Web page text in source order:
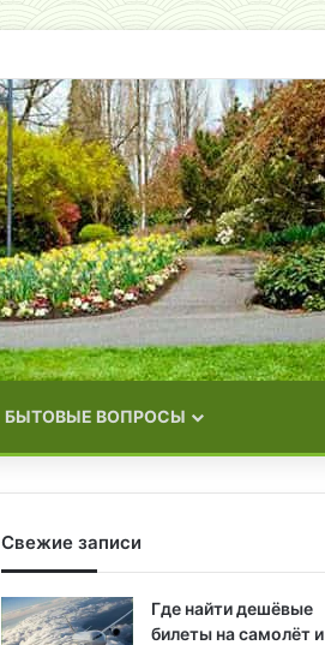
БЫТОВЫЕ ВОПРОСЫ
Свежие записи
Где найти дешёвые
билеты на самолёт и